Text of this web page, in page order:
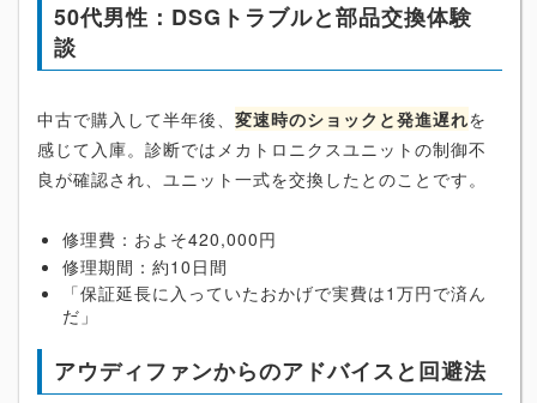
50代男性：DSGトラブルと部品交換体験
談
中古で購入して半年後、 変速時のショックと発進遅れを
感じて入庫。診断ではメカトロニクスユニットの制御不
良が確認され、ユニット一式を交換したとのことです。
修理費：およそ420,000円
修理期間：約10日間
「保証延長に入っていたおかげで実費は1万円で済ん
だ」
アウディファンからのアドバイスと回避法